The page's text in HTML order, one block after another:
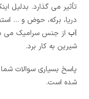
تأثیر می گذارد. بدلیل
دریا، برکه، حوض و ...
آب از جنس سرامیک می
شیرین به کار برد.
پاسخ بسیاری سوالات شما
شده است.